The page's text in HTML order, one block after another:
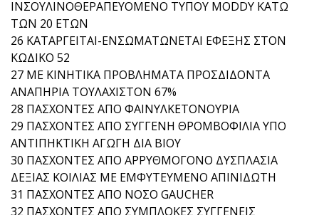
ΙΝΣΟΥΛΙΝΟΘΕΡΑΠΕΥΟΜΕΝΟ ΤΥΠΟΥ MODDY ΚΑΤΩ
ΤΩΝ 20 ΕΤΩΝ
26 ΚΑΤΑΡΓΕΙΤΑΙ-ΕΝΣΩΜΑΤΩΝΕΤΑΙ ΕΦΕΞΗΣ ΣΤΟΝ
ΚΩΔΙΚΟ 52
27 ΜΕ ΚΙΝΗΤΙΚΑ ΠΡΟΒΛΗΜΑΤΑ ΠΡΟΣΔΙΔΟΝΤΑ
ΑΝΑΠΗΡΙΑ ΤΟΥΛΑΧΙΣΤΟΝ 67%
28 ΠΑΣΧΟΝΤΕΣ ΑΠΟ ΦΑΙΝΥΛΚΕΤΟΝΟΥΡΙΑ
29 ΠΑΣΧΟΝΤΕΣ ΑΠΟ ΣΥΓΓΕΝΗ ΘΡΟΜΒΟΦΙΛΙΑ ΥΠΟ
ΑΝΤΙΠΗΚΤΙΚΗ ΑΓΩΓΗ ΔΙΑ ΒΙΟΥ
30 ΠΑΣΧΟΝΤΕΣ ΑΠΟ ΑΡΡΥΘΜΟΓΟΝΟ ΔΥΣΠΛΑΣΙΑ
ΔΕΞΙΑΣ ΚΟΙΛΙΑΣ ΜΕ ΕΜΦΥΤΕΥΜΕΝΟ ΑΠΙΝΙΔΩΤΗ
31 ΠΑΣΧΟΝΤΕΣ ΑΠΟ ΝΟΣΟ GAUCHER
32 ΠΑΣΧΟΝΤΕΣ ΑΠΟ ΣΥΜΠΛΟΚΕΣ ΣΥΓΓΕΝΕΙΣ